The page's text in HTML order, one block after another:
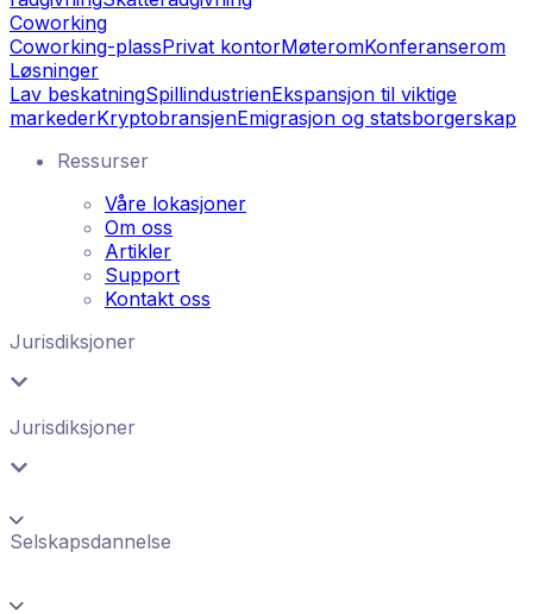
Coworking
Coworking-plassPrivat kontorMøteromKonferanserom
Løsninger
Lav beskatningSpillindustrienEkspansjon til viktige
markederKryptobransjenEmigrasjon og statsborgerskap
Ressurser
Våre lokasjoner
Om oss
Artikler
Support
Kontakt oss
Jurisdiksjoner
Jurisdiksjoner
Selskapsdannelse